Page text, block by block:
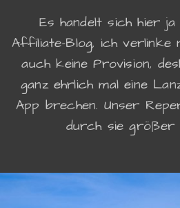
Es handelt sich hier
Affiliate-Blog, ich verlinke
auch keine Provision,
ganz ehrlich mal eine
App brechen. Unser
durch sie größer